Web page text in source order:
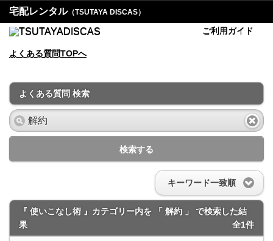
宅配レンタル（TSUTAYA DISCAS）
ご利用ガイド
よくある質問TOPへ
よくある質問 検索
検索する
キーワード一致順
『 使いこなし術 』カテゴリー内を 「 解約 」 で検索した結
果
全1件